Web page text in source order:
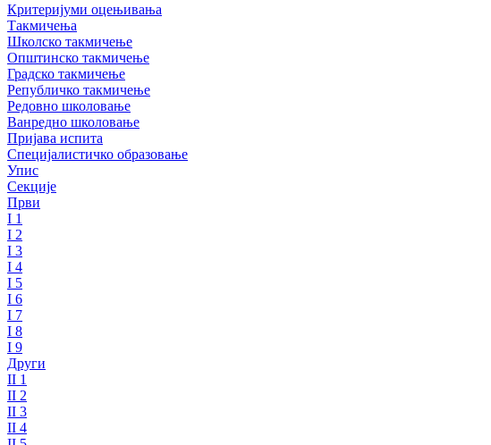
Критеријуми оцењивања
Такмичења
Школско такмичење
Општинско такмичење
Градско такмичење
Републичко такмичење
Редовно школовање
Ванредно школовање
Пријава испита
Специјалистичко образовање
Упис
Секције
Први
I 1
I 2
I 3
I 4
I 5
I 6
I 7
I 8
I 9
Други
II 1
II 2
II 3
II 4